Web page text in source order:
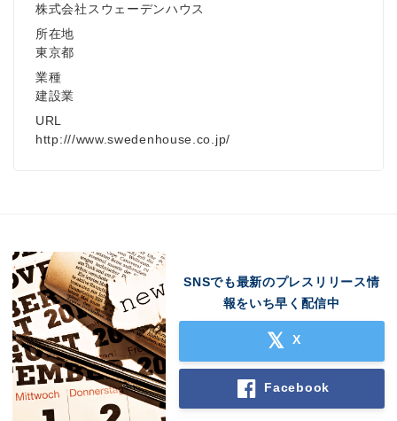
株式会社スウェーデンハウス
所在地
東京都
業種
建設業
URL
http:///www.swedenhouse.co.jp/
SNSでも最新のプレスリリース情
報をいち早く配信中
X
Facebook